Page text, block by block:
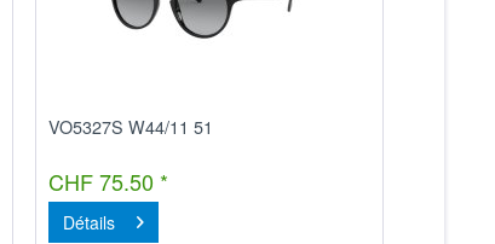
VO5327S W44/11 51
CHF 75.50 *
Détails